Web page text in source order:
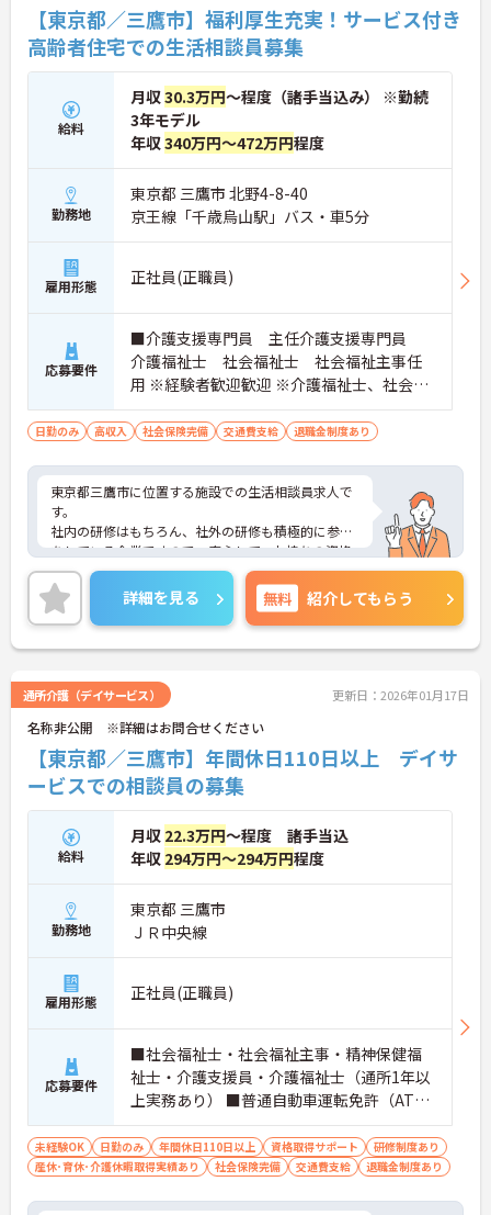
【東京都／三鷹市】福利厚生充実！サービス付き
高齢者住宅での生活相談員募集
給料
月収30.3万円～程度（諸手当込み） ※勤続
3年モデル
年収340万円～472万円程度
勤務地
東京都 三鷹市 北野4-8-40
京王線「千歳烏山駅」バス・車5分
雇用形態 正社員(正職員)
応募要件
■介護支援専門員 主任介護支援専門員
介護福祉士 社会福祉士 社会福祉主事任
用 ※経験者歓迎歓迎 ※介護福祉士、社会福
祉士のいずれかの資格をお持ちの方、優遇
日勤のみ 高収入 社会保険完備 交通費支給 退職金制度あり
東京都三鷹市に位置する施設での生活相談員求人で
す。
社内の研修はもちろん、社外の研修も積極的に参加
をしている企業ですので、安心して、お持ちの資格
を活かしてご就業頂けます。
ご興味のある方はお気軽にお問い合わせ下さいま
せ。
詳細を見る 無料 紹介してもらう
通所介護（デイサービス） 更新日：2026年01月17日
名称非公開 ※詳細はお問合せください
【東京都／三鷹市】年間休日110日以上 デイサ
ービスでの相談員の募集
給料
月収 22.3万円～程度 諸手当込
年収 294万円～294万円程度
勤務地
東京都 三鷹市
ＪＲ中央線
雇用形態 正社員(正職員)
応募要件
■社会福祉士・社会福祉主事・精神保健福
祉士・介護支援員・介護福祉士（通所1年以
上実務あり） ■普通自動車運転免許（AT
可）必須
未経験OK 日勤のみ 年間休日110日以上 資格取得サポート
研修制度あり
産休･育休･介護休暇取得実績あり
社会保険完備 交通費支給 退職金制度あり